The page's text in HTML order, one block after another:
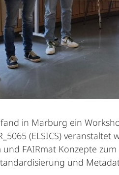
in Marburg ein
(ELSICS)
FAIRmat Konzepte
und